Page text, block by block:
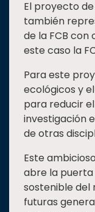
El proyecto
también
de la FCB
este caso la
Para este
ecológicos y
para reducir
investigación
de otras
Este
abre la
sostenible del
futuras